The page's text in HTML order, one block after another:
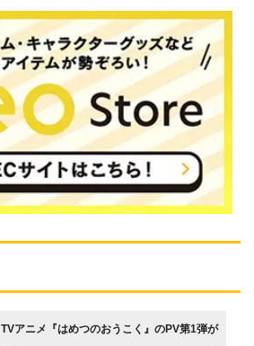
TVアニメ『はめつのおうこく』のPV第1弾が